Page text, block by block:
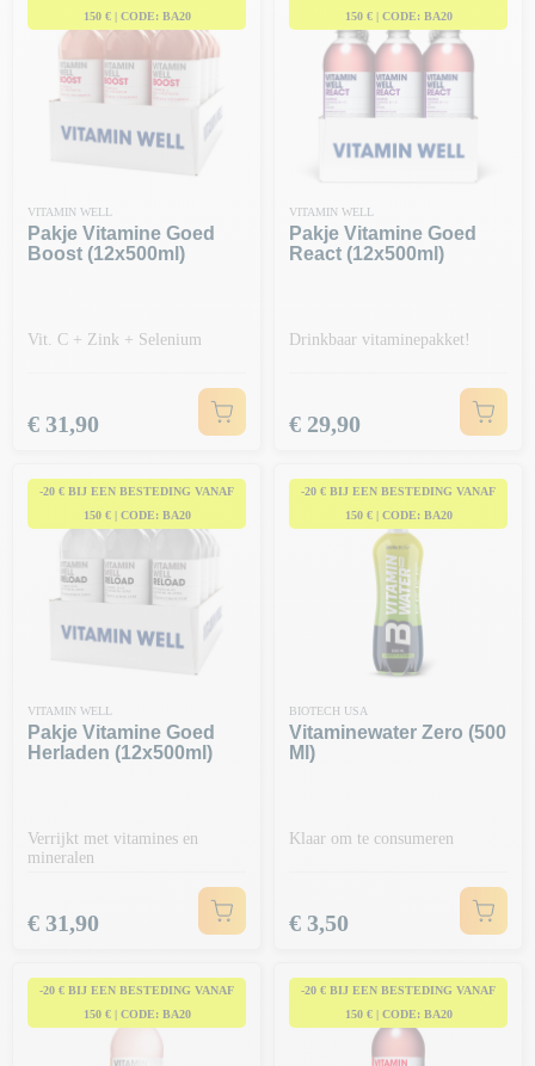
150 € | CODE: BA20
VITAMIN WELL
Pakje Vitamine Goed
Boost (12x500ml)
Vit. C + Zink + Selenium
Prijs
€ 31,90
150 € | CODE: BA20
VITAMIN WELL
Pakje Vitamine Goed
React (12x500ml)
Drinkbaar vitaminepakket!
Prijs
€ 29,90
-20 € BIJ EEN BESTEDING VANAF
150 € | CODE: BA20
VITAMIN WELL
Pakje Vitamine Goed
Herladen (12x500ml)
Verrijkt met vitamines en
mineralen
Prijs
€ 31,90
-20 € BIJ EEN BESTEDING VANAF
150 € | CODE: BA20
BIOTECH USA
Vitaminewater Zero (500
Ml)
Klaar om te consumeren
Prijs
€ 3,50
-20 € BIJ EEN BESTEDING VANAF
150 € | CODE: BA20
-20 € BIJ EEN BESTEDING VANAF
150 € | CODE: BA20